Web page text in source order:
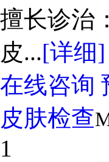
擅长诊治
皮...[详细]
在线咨询
皮肤检查
1